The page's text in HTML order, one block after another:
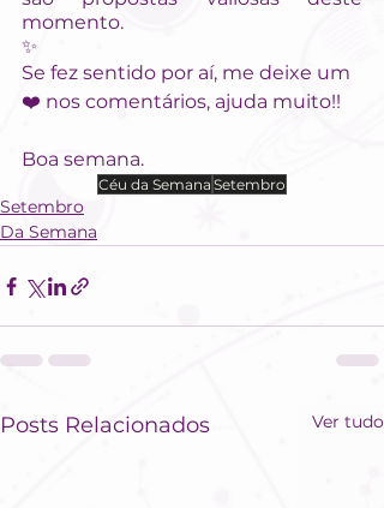
momento.
✨
Se fez sentido por aí, me deixe um
❤️ nos comentários, ajuda muito!!
Boa semana.
Céu da Semana Setembro
Setembro
Da Semana
Posts Relacionados Ver tudo